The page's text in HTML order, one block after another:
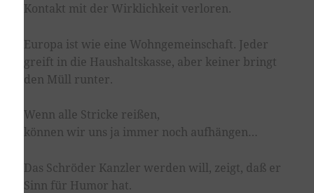
Kontakt mit der Wirklichkeit verloren.
Europa ist wie eine Wohngemeinschaft. Jeder
greift in die Haushaltskasse, aber keiner bringt
den Müll runter.
Wenn alle Stricke reißen,
können wir uns ja immer noch aufhängen…
Das Schröder Kanzler werden will, zeigt, daß er
Sinn für Humor hat.